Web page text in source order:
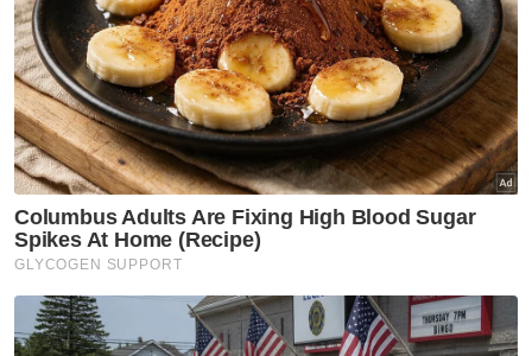
Angka sebenar miskin tegar diketahui selepas PADU
dikemas kini - Rafizi
Platform MyMudah lonjakkan pertumbuhan ekonomi
Terengganu
IMFC diperluaskan ke JS-SEZ, rangsang
pertumbuhan ekonomi - Tengku Zafrul
Bagi Johor, sektor pembuatannya meningkat
2.8 peratus didorong pertumbuhan produk
elektrik, elektronik dan optikal (2.9 peratus)
manakala di Pahang, pertumbuhan 6.7
peratus bagi produk petroleum, kimia, getah